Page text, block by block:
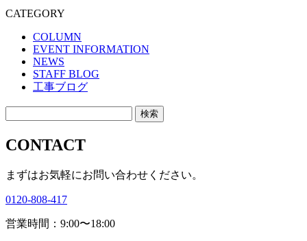
CATEGORY
COLUMN
EVENT INFORMATION
NEWS
STAFF BLOG
工事ブログ
CONTACT
まずはお気軽にお問い合わせください。
0120-808-417
営業時間：9:00〜18:00